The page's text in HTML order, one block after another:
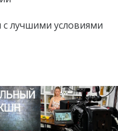
с лучшими условиями